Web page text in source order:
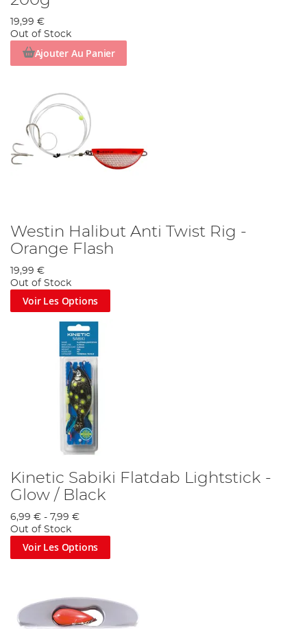
19,99 €
Out of Stock
Ajouter Au Panier
Westin Halibut Anti Twist Rig -
Orange Flash
19,99 €
Out of Stock
Voir Les Options
Kinetic Sabiki Flatdab Lightstick -
Glow / Black
6,99 € - 7,99 €
Out of Stock
Voir Les Options